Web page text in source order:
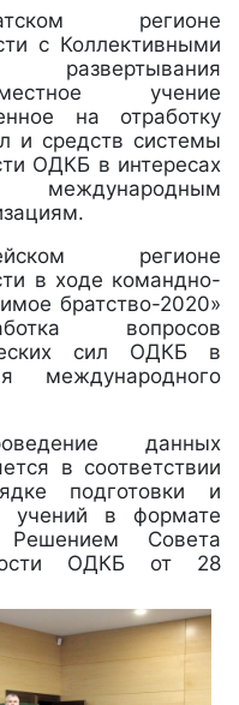
регионе
с Коллективными
учение
на отработку
и средств системы
ОДКБ в интересах
регионе
в ходе командно-
братство-2020»
вопросов
сил ОДКБ в
международного
данных
в соответствии
подготовки и
учений в формате
Совета
ОДКБ от 28